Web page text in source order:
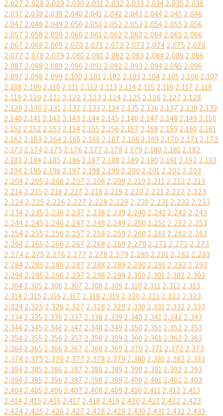
2,027 2,028 2,029 2,030 2,0312,032 2,033 2,0342,035 2,036
2,037 2,038 2,039 2,040 2,0412,042 2,043 2,0442,045 2,046
2,047 2,048 2,049 2,050 2,0512,052 2,053 2,0542,055 2,056
2,057 2,058 2,059 2,060 2,0612,062 2,063 2,0642,065 2,066
2,067 2,068 2,069 2,070 2,0712,072 2,073 2,0742,075 2,076
2,077 2,078 2,079 2,080 2,0812,082 2,083 2,0842,085 2,086
2,087 2,088 2,089 2,090 2,0912,092 2,093 2,0942,095 2,096
2,097 2,098 2,099 2,100 2,1012,102 2,103 2,1042,105 2,106 2,107
2,108 2,109 2,110 2,1112,112 2,113 2,1142,115 2,116 2,117 2,118
2,119 2,120 2,1212,122 2,123 2,1242,125 2,126 2,127 2,128
2,129 2,130 2,1312,132 2,133 2,1342,135 2,136 2,137 2,138 2,139
2,140 2,1412,142 2,143 2,1442,145 2,146 2,147 2,148 2,149 2,150
2,1512,152 2,153 2,1542,155 2,156 2,157 2,158 2,159 2,160 2,161
2,162 2,163 2,1642,165 2,166 2,167 2,168 2,169 2,170 2,1712,172
2,173 2,1742,175 2,176 2,177 2,178 2,179 2,180 2,1812,182
2,183 2,1842,185 2,186 2,187 2,188 2,189 2,190 2,1912,192 2,193
2,1942,195 2,196 2,197 2,198 2,199 2,200 2,2012,202 2,203
2,2042,205 2,206 2,207 2,208 2,209 2,210 2,2112,212 2,213
2,2142,215 2,216 2,217 2,218 2,219 2,220 2,2212,222 2,223
2,2242,225 2,226 2,227 2,228 2,229 2,230 2,2312,232 2,233
2,2342,235 2,236 2,237 2,238 2,239 2,240 2,2412,242 2,243
2,2442,245 2,246 2,247 2,248 2,249 2,250 2,2512,252 2,253
2,2542,255 2,256 2,257 2,258 2,259 2,260 2,2612,262 2,263
2,2642,265 2,266 2,267 2,268 2,269 2,270 2,2712,272 2,273
2,2742,275 2,276 2,277 2,278 2,279 2,280 2,2812,282 2,283
2,2842,285 2,286 2,287 2,288 2,289 2,290 2,2912,292 2,293
2,2942,295 2,296 2,297 2,298 2,299 2,300 2,3012,302 2,303
2,3042,305 2,306 2,307 2,308 2,309 2,310 2,3112,312 2,313
2,3142,315 2,316 2,317 2,318 2,319 2,320 2,3212,322 2,323
2,3242,325 2,326 2,327 2,328 2,329 2,330 2,3312,332 2,333
2,3342,335 2,336 2,337 2,338 2,339 2,340 2,3412,342 2,343
2,3442,345 2,346 2,347 2,348 2,349 2,350 2,3512,352 2,353
2,3542,355 2,356 2,357 2,358 2,359 2,360 2,3612,362 2,363
2,3642,365 2,366 2,367 2,368 2,369 2,370 2,3712,372 2,373
2,3742,375 2,376 2,377 2,378 2,379 2,380 2,3812,382 2,383
2,3842,385 2,386 2,387 2,388 2,389 2,390 2,3912,392 2,393
2,3942,395 2,396 2,397 2,398 2,399 2,400 2,4012,402 2,403
2,4042,405 2,406 2,407 2,408 2,409 2,410 2,4112,412 2,413
2,4142,415 2,416 2,417 2,418 2,419 2,420 2,4212,422 2,423
2,4242,425 2,426 2,427 2,428 2,429 2,430 2,4312,432 2,433